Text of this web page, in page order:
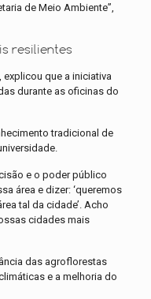
de Meio Ambiente”,
resilientes
explicou que a iniciativa
durante as oficinas do
tradicional de
e o poder público
área e dizer: ‘queremos
tal da cidade’. Acho
cidades mais
das agroflorestas
e a melhoria do